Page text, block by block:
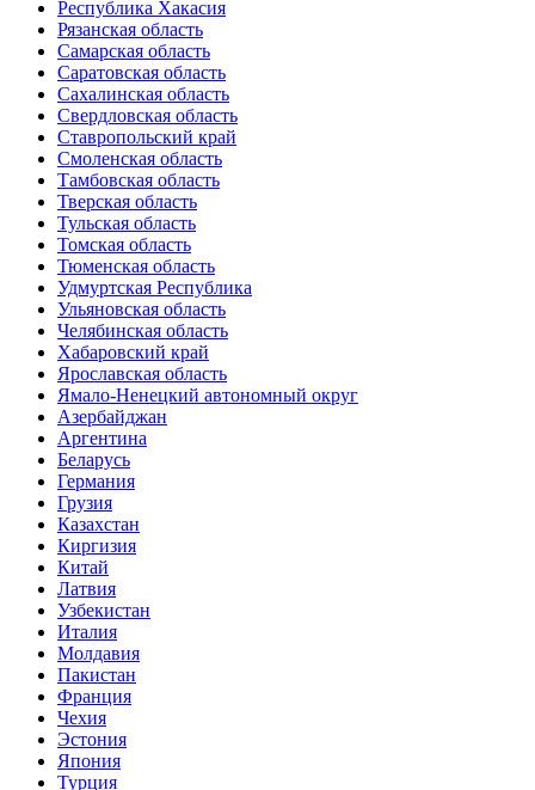
Республика Хакасия
Рязанская область
Самарская область
Саратовская область
Сахалинская область
Свердловская область
Ставропольский край
Смоленская область
Тамбовская область
Тверская область
Тульская область
Томская область
Тюменская область
Удмуртская Республика
Ульяновская область
Челябинская область
Хабаровский край
Ярославская область
Ямало-Ненецкий автономный округ
Азербайджан
Аргентина
Беларусь
Германия
Грузия
Казахстан
Киргизия
Китай
Латвия
Узбекистан
Италия
Молдавия
Пакистан
Франция
Чехия
Эстония
Япония
Турция